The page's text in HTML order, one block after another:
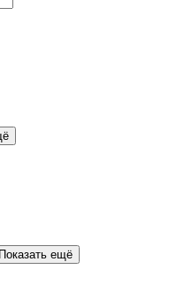
Показать ещё